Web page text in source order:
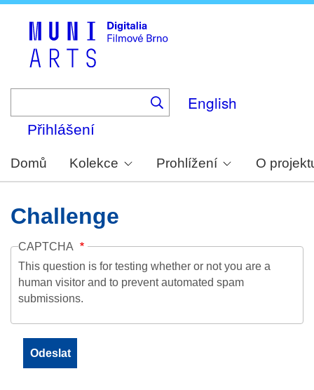
English
Přihlášení
Domů Kolekce Prohlížení O
Challenge
CAPTCHA
This question is for testing whether or not you are a
human visitor and to prevent automated spam
submissions.